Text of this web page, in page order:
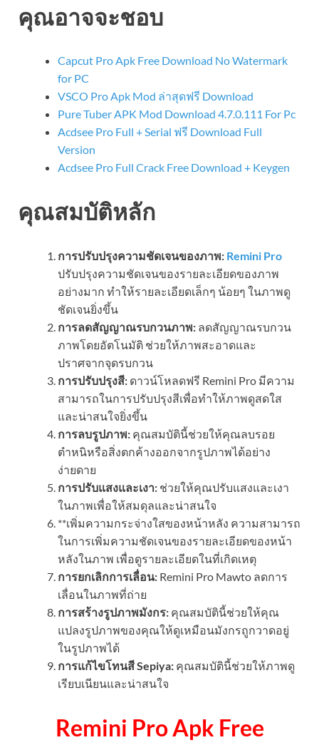
คุณอาจจะชอบ
Capcut Pro Apk Free Download No Watermark
for PC
VSCO Pro Apk Mod ล่าสุดฟรี Download
Pure Tuber APK Mod Download 4.7.0.111 For Pc
Acdsee Pro Full + Serial ฟรี Download Full
Version
Acdsee Pro Full Crack Free Download + Keygen
คุณสมบัติหลัก
การปรับปรุงความชัดเจนของภาพ: Remini Pro
ปรับปรุงความชัดเจนของรายละเอียดของภาพ
อย่างมาก ทำให้รายละเอียดเล็กๆ น้อยๆ ในภาพดู
ชัดเจนยิ่งขึ้น
การลดสัญญาณรบกวนภาพ: ลดสัญญาณรบกวน
ภาพโดยอัตโนมัติ ช่วยให้ภาพสะอาดและ
ปราศจากจุดรบกวน
การปรับปรุงสี: ดาวน์โหลดฟรี Remini Pro มีความ
สามารถในการปรับปรุงสีเพื่อทำให้ภาพดูสดใส
และน่าสนใจยิ่งขึ้น
การลบรูปภาพ: คุณสมบัตินี้ช่วยให้คุณลบรอย
ตำหนิหรือสิ่งตกค้างออกจากรูปภาพได้อย่าง
ง่ายดาย
การปรับแสงและเงา: ช่วยให้คุณปรับแสงและเงา
ในภาพเพื่อให้สมดุลและน่าสนใจ
**เพิ่มความกระจ่างใสของหน้าหลัง ความสามารถ
ในการเพิ่มความชัดเจนของรายละเอียดของหน้า
หลังในภาพ เพื่อดูรายละเอียดในที่เกิดเหตุ
การยกเลิกการเลื่อน: Remini Pro Mawto ลดการ
เลื่อนในภาพที่ถ่าย
การสร้างรูปภาพมังกร: คุณสมบัตินี้ช่วยให้คุณ
แปลงรูปภาพของคุณให้ดูเหมือนมังกรถูกวาดอยู่
ในรูปภาพได้
การแก้ไขโทนสี Sepiya: คุณสมบัตินี้ช่วยให้ภาพดู
เรียบเนียนและน่าสนใจ
Remini Pro Apk Free